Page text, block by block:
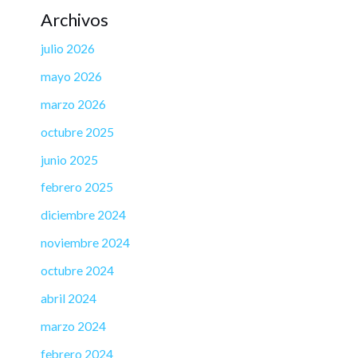
Archivos
julio 2026
mayo 2026
marzo 2026
octubre 2025
junio 2025
febrero 2025
diciembre 2024
noviembre 2024
octubre 2024
abril 2024
marzo 2024
febrero 2024